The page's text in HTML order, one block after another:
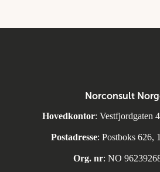
Norconsult
Hovedkontor: Vestfjordgaten
Postadresse: Postboks 626,
Org. nr: NO